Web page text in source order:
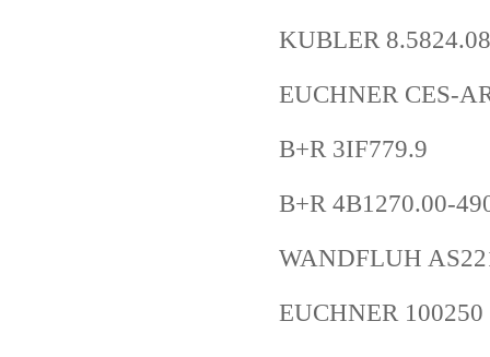
KUBLER
EUCHNER CES-
B+R 3IF779.9
B+R 4B1270.00-
WANDFLUH
EUCHNER 100250